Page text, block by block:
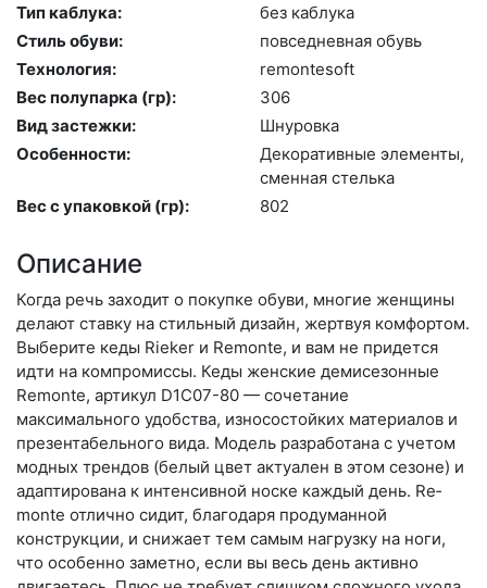
Тип каблука:
без каб­лу­ка
Стиль обуви:
пов­седнев­ная обувь
Технология:
re­mon­te­soft
Вес полупарка (гр):
306
Вид застежки:
Шну­ров­ка
Особенности:
Де­кора­тив­ные эле­мен­ты,
смен­ная стель­ка
Вес с упаковкой (гр):
802
Описание
Когда речь заходит о покупке обуви, многие женщины
делают ставку на стильный дизайн, жертвуя комфортом.
Выберите ке­ды Rieker и Remonte, и вам не придется
идти на компромиссы. Кеды женские демисезонные
Remonte, артикул D1C07-80 — сочетание
максимального удобства, износостойких материалов и
презентабельного вида. Модель разработана с учетом
модных трендов (бе­лый цвет актуален в этом сезоне) и
адаптирована к интенсивной носке каждый день. Re­
mon­te отлично сидит, благодаря продуманной
конструкции, и снижает тем самым нагрузку на ноги,
что особенно заметно, если вы весь день активно